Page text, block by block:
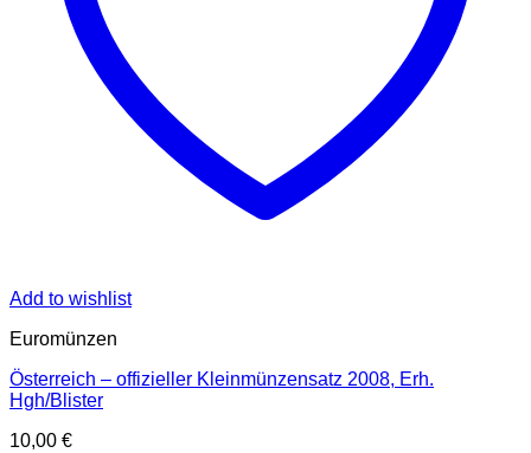
Add to wishlist
Euromünzen
Österreich – offizieller Kleinmünzensatz 2008, Erh.
Hgh/Blister
10,00 €